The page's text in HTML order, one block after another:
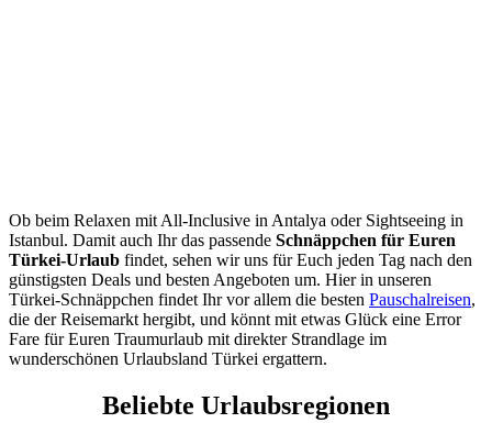
Ob beim Relaxen mit All-Inclusive in Antalya oder Sightseeing in
Istanbul. Damit auch Ihr das passende Schnäppchen für Euren
Türkei-Urlaub findet, sehen wir uns für Euch jeden Tag nach den
günstigsten Deals und besten Angeboten um. Hier in unseren
Türkei-Schnäppchen findet Ihr vor allem die besten Pauschalreisen,
die der Reisemarkt hergibt, und könnt mit etwas Glück eine Error
Fare für Euren Traumurlaub mit direkter Strandlage im
wunderschönen Urlaubsland Türkei ergattern.
Beliebte Urlaubsregionen